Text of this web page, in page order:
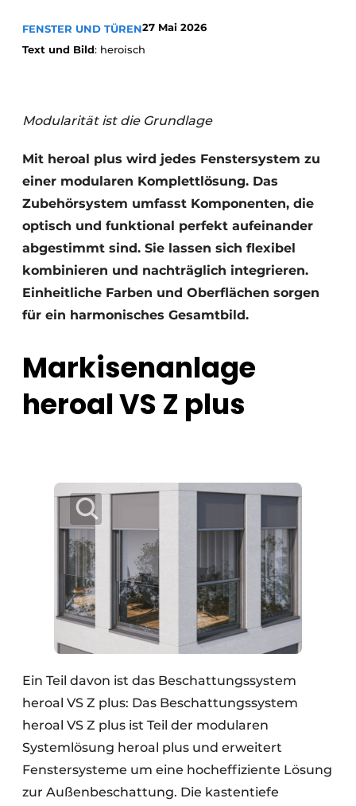
Einladung zu einem Rundtischgespräch - 20 Jahre
Profil
Videos
Werben
FENSTER UND TÜREN27 Mai 2026
Text und Bild: heroisch
Modularität ist die Grundlage
Mit heroal plus wird jedes Fenstersystem zu
einer modularen Komplettlösung. Das
Zubehörsystem umfasst Komponenten, die
optisch und funktional perfekt aufeinander
abgestimmt sind. Sie lassen sich flexibel
kombinieren und nachträglich integrieren.
Einheitliche Farben und Oberflächen sorgen
für ein harmonisches Gesamtbild.
Markisenanlage
heroal VS Z plus
Ein Teil davon ist das Beschattungssystem
heroal VS Z plus: Das Beschattungssystem
heroal VS Z plus ist Teil der modularen
Systemlösung heroal plus und erweitert
Fenstersysteme um eine hocheffiziente Lösung
zur Außenbeschattung. Die kastentiefe